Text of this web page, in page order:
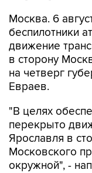
Москва. 6
беспилотники
движение
в сторону
на четверг
Евраев.
"В целях
перекрыто
Ярославля в
Московского
окружной", -